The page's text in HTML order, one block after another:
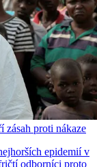
proti nákaze
epidemií v
odborníci proto